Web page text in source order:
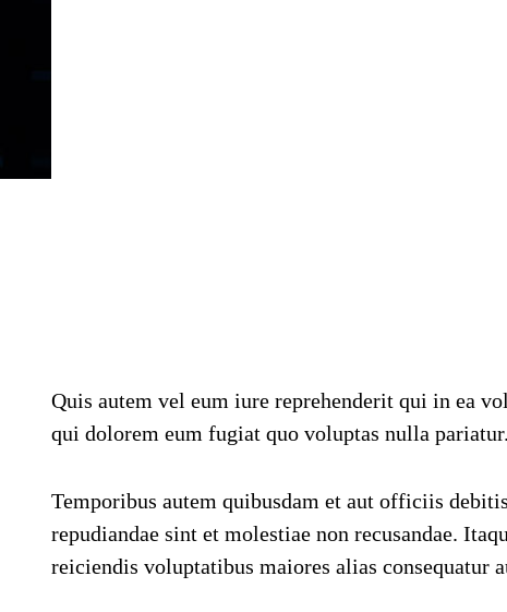
Quis autem vel eum iure reprehenderit qui in ea
qui dolorem eum fugiat quo voluptas nulla pariatur.
Temporibus autem quibusdam et aut officiis
repudiandae sint et molestiae non recusandae.
reiciendis voluptatibus maiores alias consequatur